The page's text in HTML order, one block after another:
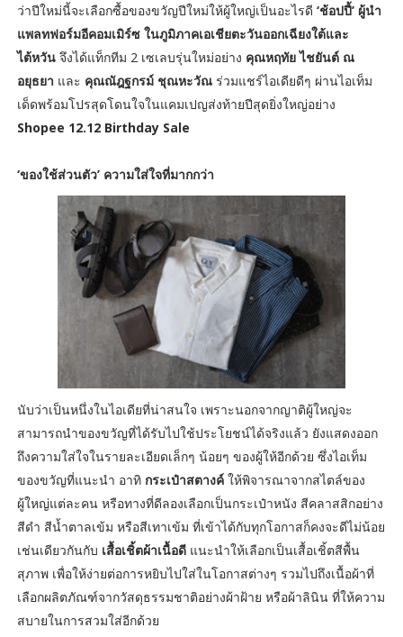
ว่าปีใหม่นี้จะเลือกซื้อของขวัญปีใหม่ให้ผู้ใหญ่เป็นอะไรดี ‘ช้อปปี้’ ผู้นำ
แพลทฟอร์มอีคอมเมิร์ซ ในภูมิภาคเอเชียตะวันออกเฉียงใต้และ
ไต้หวัน จึงได้แท็กทีม 2 เซเลบรุ่นใหม่อย่าง คุณหฤทัย ไชยันต์ ณ
อยุธยา และ คุณณัฎฐกรม์ ชุณหะวัณร่วมแชร์ไอเดียดีๆ ผ่านไอเท็ม
เด็ดพร้อมโปรสุดโดนใจในแคมเปญส่งท้ายปีสุดยิ่งใหญ่อย่าง
Shopee 12.12 Birthday Sale
‘ของใช้ส่วนตัว’ ความใส่ใจที่มากกว่า
นับว่าเป็นหนึ่งในไอเดียที่น่าสนใจ เพราะนอกจากญาติผู้ใหญ่จะ
สามารถนำของขวัญที่ได้รับไปใช้ประโยชน์ได้จริงแล้ว ยังแสดงออก
ถึงความใส่ใจในรายละเอียดเล็กๆ น้อยๆ ของผู้ให้อีกด้วย ซึ่งไอเท็ม
ของขวัญที่แนะนำ อาทิ กระเป๋าสตางค์ ให้พิจารณาจากสไตล์ของ
ผู้ใหญ่แต่ละคน หรือทางที่ดีลองเลือกเป็นกระเป๋าหนัง สีคลาสสิกอย่าง
สีดำ สีน้ำตาลเข้ม หรือสีเทาเข้ม ที่เข้าได้กับทุกโอกาสก็คงจะดีไม่น้อย
เช่นเดียวกันกับ เสื้อเชิ้ตผ้าเนื้อดีแนะนำให้เลือกเป็นเสื้อเชิ้ตสีพื้น
สุภาพ เพื่อให้ง่ายต่อการหยิบไปใส่ในโอกาสต่างๆ รวมไปถึงเนื้อผ้าที่
เลือกผลิตภัณฑ์จากวัสดุธรรมชาติอย่างผ้าฝ้าย หรือผ้าลินิน ที่ให้ความ
สบายในการสวมใส่อีกด้วย